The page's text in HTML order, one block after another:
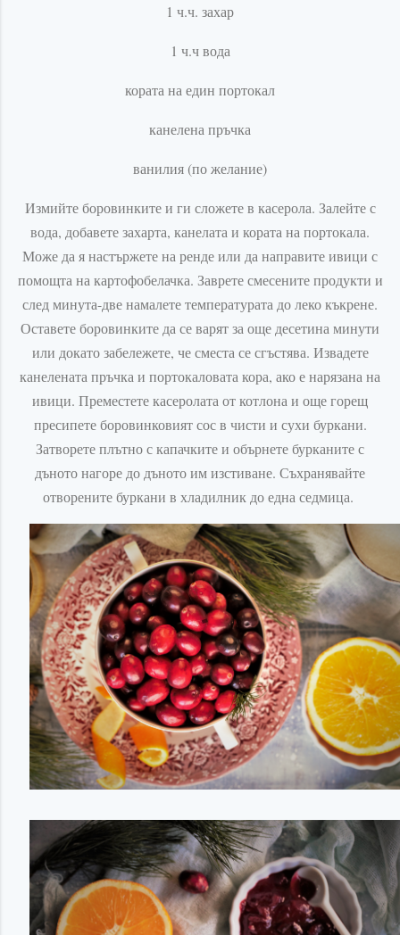
1 ч.ч. захар
1 ч.ч вода
кората на един портокал
канелена пръчка
ванилия (по желание)
Измийте боровинките и ги сложете в касерола. Залейте с
вода, добавете захарта, канелата и кората на портокала.
Може да я настържете на ренде или да направите ивици с
помощта на картофобелачка. Заврете смесените продукти и
след минута-две намалете температурата до леко къкрене.
Оставете боровинките да се варят за още десетина минути
или докато забележете, че сместа се сгъстява. Извадете
канелената пръчка и портокаловата кора, ако е нарязана на
ивици. Преместете касеролата от котлона и още горещ
пресипете боровинковият сос в чисти и сухи буркани.
Затворете плътно с капачките и обърнете бурканите с
дъното нагоре до дъното им изстиване. Съхранявайте
отворените буркани в хладилник до една седмица.